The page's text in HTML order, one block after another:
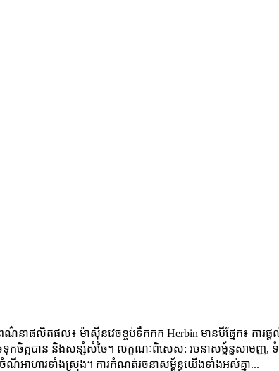
ាផលិតផល៖ ម៉ាស៊ីនវេចខ្ចប់ទឹកកក Herbin មានបីផ្នែក៖ ការផ្ត
ចទុកចិត្តបាន និងសន្សំសំចៃ។ លក្ខណៈពិសេស: រចនាសម្ព័ន្ធសា
ាហារទាំងស្រុង។ ការកំណត់រចនាសម្ព័ន្ធយើងទាំងអស់គ្នា...